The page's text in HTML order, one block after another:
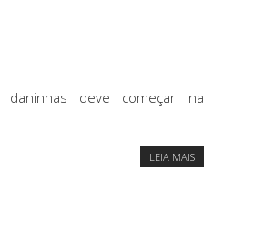
deve começar na
LEIA MAIS